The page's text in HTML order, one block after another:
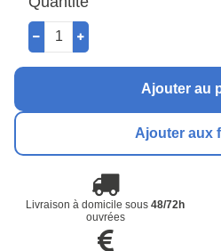
Ajouter au
Ajouter aux
Livraison à domicile sous48/72h
ouvrées